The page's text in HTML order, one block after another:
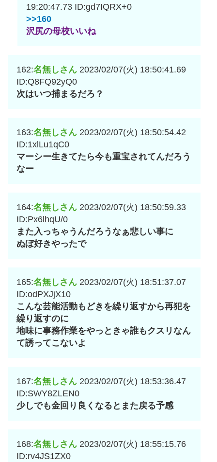
19:20:47.73 ID:gd7IQRX+0
>>160
沢尻の母校いいね
162:名無しさん 2023/02/07(火) 18:50:41.69
ID:Q8FQ92yQ0
次はいつ捕まるだろ？
163:名無しさん 2023/02/07(火) 18:50:54.42
ID:1xlLu1qC0
マーシー生きてたら今も重宝されてんだろう
なー
164:名無しさん 2023/02/07(火) 18:50:59.33
ID:Px6lhqU/0
また入っちゃうんだろうなぁ悲しい事に
ぬぼ好きやったで
165:名無しさん 2023/02/07(火) 18:51:37.07
ID:odPXJjX10
こんな芸能活動もどきを繰り返すから再犯を
繰り返すのに
地味に事務作業をやっときゃ誰もクスリなん
て誘ってこないよ
167:名無しさん 2023/02/07(火) 18:53:36.47
ID:SWY8ZLEN0
少しでも金回り良くなるとまた戻る予感
168:名無しさん 2023/02/07(火) 18:55:15.76
ID:rv4JS1ZX0